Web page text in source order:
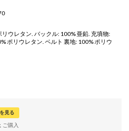
リウレタン. バックル: 100% 亜鉛. 充填物:
ポリウレタン. ベルト 裏地: 100% ポリウ
見る